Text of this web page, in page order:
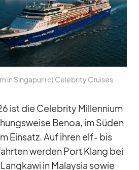
in Sin­ga­pur (c) Ce­le­brity Crui­ses
ist die Ce­le­brity Mill­en­nium
Benoa, im Sü­den
Ein­satz. Auf ih­ren elf- bis
wer­den Port Klang bei
in Ma­lay­sia so­wie